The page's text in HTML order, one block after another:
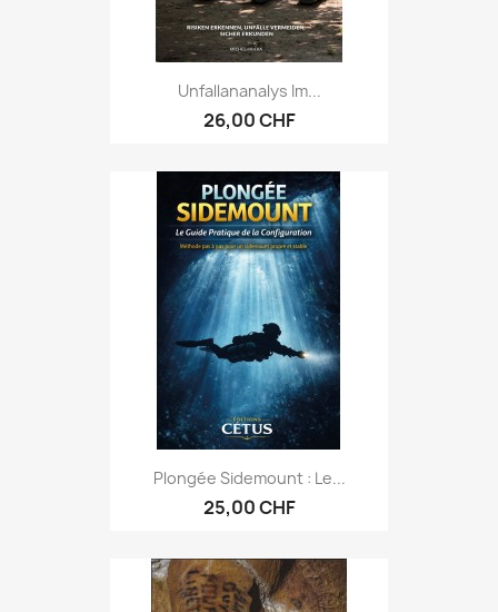
Unfallananalys Im...
26,00 CHF
Plongée Sidemount : Le...
25,00 CHF